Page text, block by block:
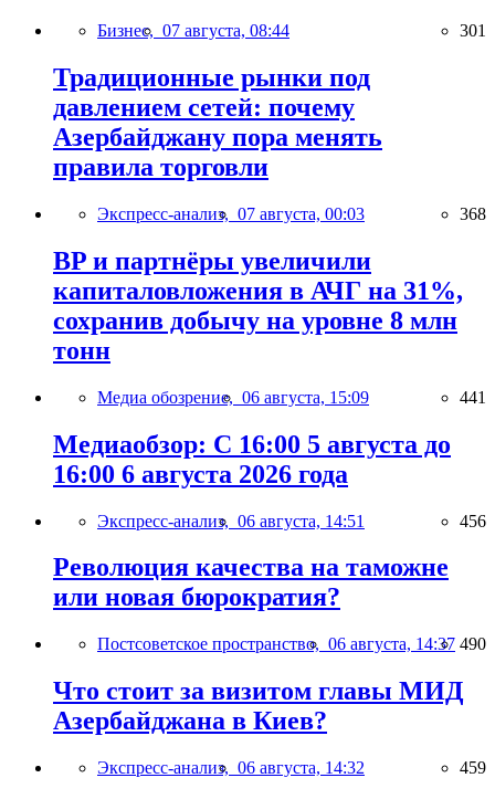
Бизнес, 07 августа, 08:44 301
Традиционные рынки под
давлением сетей: почему
Азербайджану пора менять
правила торговли
Экспресс-анализ, 07 августа, 00:03 368
BP и партнёры увеличили
капиталовложения в АЧГ на 31%,
сохранив добычу на уровне 8 млн
тонн
Медиа обозрение, 06 августа, 15:09 441
Медиаобзор: С 16:00 5 августа до
16:00 6 августа 2026 года
Экспресс-анализ, 06 августа, 14:51 456
Революция качества на таможне
или новая бюрократия?
Постсоветское пространство, 06 августа, 14:37 490
Что стоит за визитом главы МИД
Азербайджана в Киев?
Экспресс-анализ, 06 августа, 14:32 459